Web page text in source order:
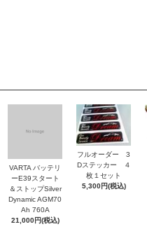
VARTA バッテリ
ーE39スタート
＆ストップSilver
Dynamic AGM70
Ah 760A
21,000円(税込)
フルオーダー 3
Dステッカー ４
枚１セット
5,300円(税込)